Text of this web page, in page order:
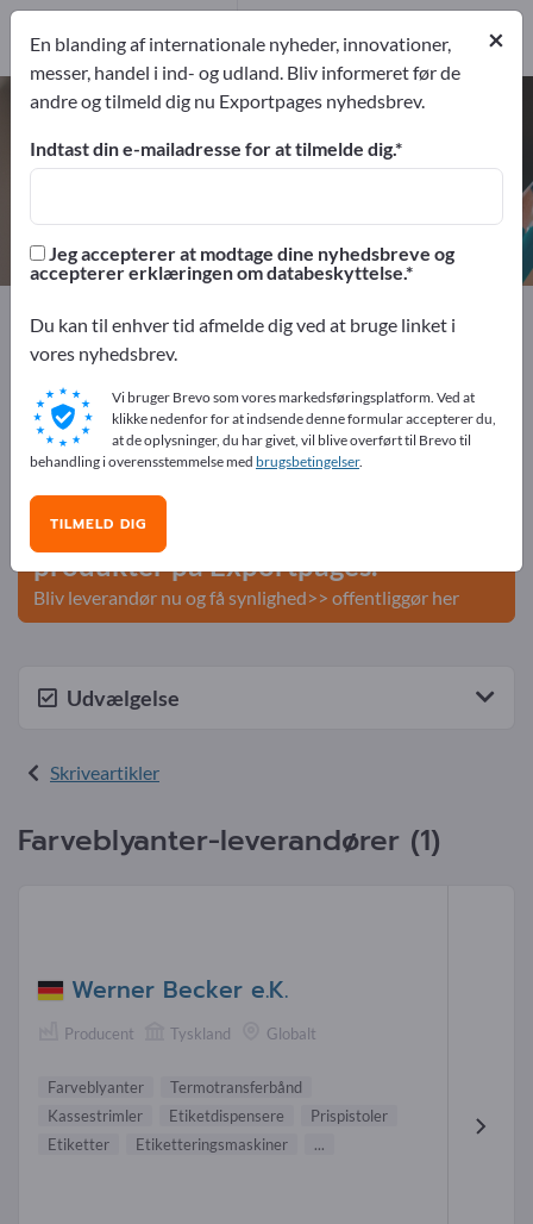
Farveblyanter – find producenter
og leverandører
1
1
Exportpages Kontorartikler
Skriveartikler
Farveblyanter
Annoncer gratis på Exportpages!
Behov – Tilbud – Brugte varer – Forretningskontakter >>
start her
Offentliggør din virksomhed og dine
produkter på Exportpages.
Bliv leverandør nu og få synlighed>> offentliggør her
Udvælgelse
Skriveartikler
Farveblyanter-leverandører (1)
Werner Becker e.K.
Producent Tyskland Globalt
Farveblyanter
Termotransferbånd
Kassestrimler
Etiketdispensere
Prispistoler
Etiketter
Etiketteringsmaskiner ...
×
En blanding af internationale nyheder, innovationer,
messer, handel i ind- og udland. Bliv informeret før de
andre og tilmeld dig nu Exportpages nyhedsbrev.
Indtast din e-mailadresse for at tilmelde dig.
Jeg accepterer at modtage dine nyhedsbreve og
accepterer erklæringen om databeskyttelse.
Du kan til enhver tid afmelde dig ved at bruge linket i
vores nyhedsbrev.
Vi bruger Brevo som vores markedsføringsplatform. Ved at
klikke nedenfor for at indsende denne formular accepterer du,
at de oplysninger, du har givet, vil blive overført til Brevo til
behandling i overensstemmelse med brugsbetingelser.
TILMELD DIG